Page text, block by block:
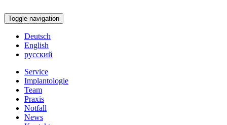
Toggle navigation
Deutsch
English
русский
Service
Implantologie
Team
Praxis
Notfall
News